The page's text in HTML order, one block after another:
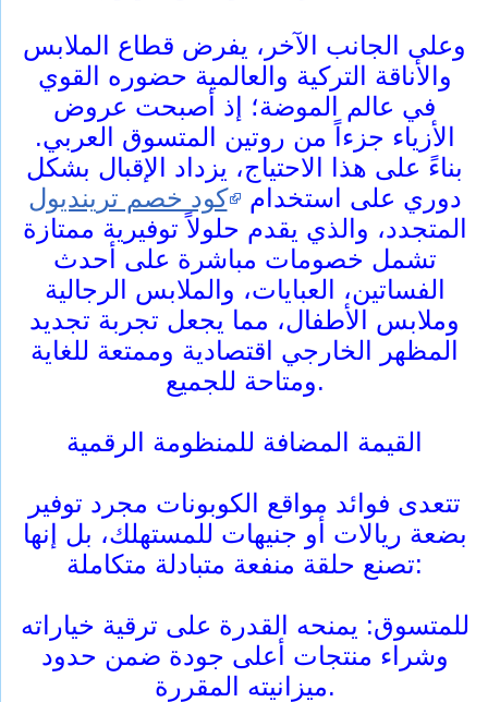
وعلى الجانب الآخر، يفرض قطاع الملابس
والأناقة التركية والعالمية حضوره القوي
في عالم الموضة؛ إذ أصبحت عروض
الأزياء جزءاً من روتين المتسوق العربي.
بناءً على هذا الاحتياج، يزداد الإقبال بشكل
دوري على استخدام
كود خصم ترينديول
المتجدد، والذي يقدم حلولاً توفيرية ممتازة
تشمل خصومات مباشرة على أحدث
الفساتين، العبايات، والملابس الرجالية
وملابس الأطفال، مما يجعل تجربة تجديد
المظهر الخارجي اقتصادية وممتعة للغاية
ومتاحة للجميع.
القيمة المضافة للمنظومة الرقمية
تتعدى فوائد مواقع الكوبونات مجرد توفير
بضعة ريالات أو جنيهات للمستهلك، بل إنها
تصنع حلقة منفعة متبادلة متكاملة:
للمتسوق: يمنحه القدرة على ترقية خياراته
وشراء منتجات أعلى جودة ضمن حدود
ميزانيته المقررة.